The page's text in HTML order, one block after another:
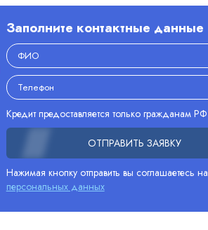
Заполните контактные данные
Кредит предоставляется только гражданам РФ
ОТПРАВИТЬ ЗАЯВКУ
Нажимая кнопку отправить вы соглашаетесь на
персональных данных